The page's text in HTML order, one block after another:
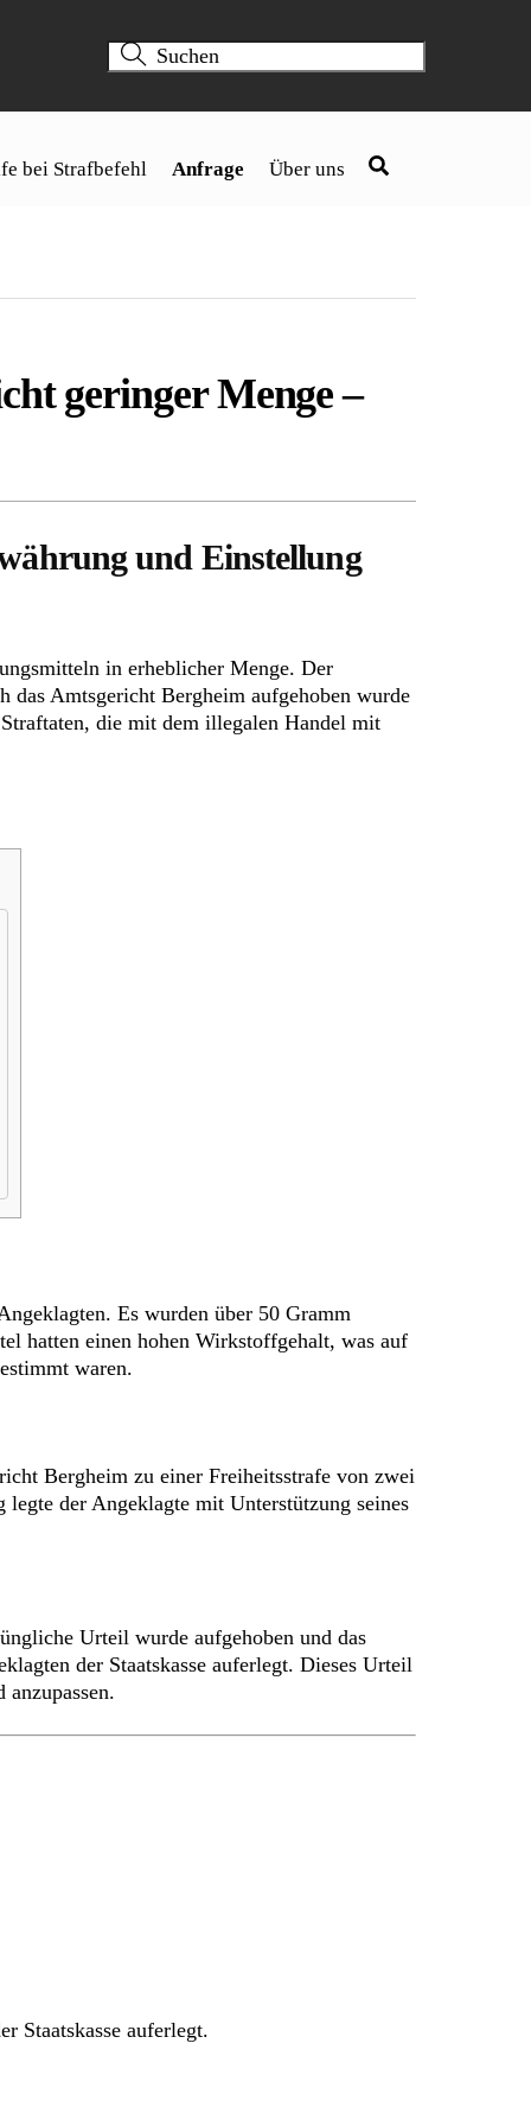
bei Strafbefehl Anfrage Über uns
geringer Menge –
und Einstellung
in erheblicher Menge. Der
Amtsgericht Bergheim aufgehoben wurde
die mit dem illegalen Handel mit
Es wurden über 50 Gramm
hatten einen hohen Wirkstoffgehalt, was auf
waren.
Bergheim zu einer Freiheitsstrafe von zwei
der Angeklagte mit Unterstützung seines
Urteil wurde aufgehoben und das
der Staatskasse auferlegt. Dieses Urteil
Staatskasse auferlegt.